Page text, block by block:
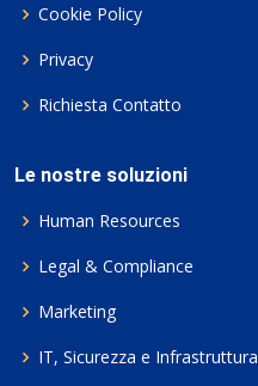
Cookie Policy
Privacy
Richiesta Contatto
Le nostre soluzioni
Human Resources
Legal & Compliance
Marketing
IT, Sicurezza e Infrastruttura